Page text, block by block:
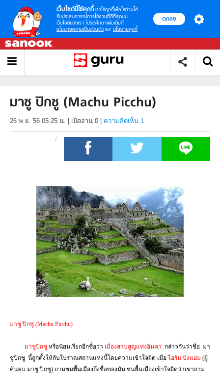
เว็บไซต์นี้ใช้คุกกี้ เราใช้คุกกี้เพื่อให้ท่านได้
รับประสบการณ์การใช้งานที่ดีที่สุดบน
เว็บไซต์ของเรา โปรดศึกษาเพิ่มเติมที่
นโยบายความเป็นส่วนตัว และ นโยบายคุกกี้
ตกลง
มาชู ปิกชู (Machu Picchu)
26 พ.ย. 56 05.25 น. เปิดอ่าน 0 ความคิดเห็น 1
มาชู ปิกชู (Machu Picchu)
มาชูปิกชู หรือนิยมเรียกอีกชื่อว่า เมืองสาบสูญแห่งอินคา กล่าวกันว่าชื่อ มา
ชูปิกชู นี้ถูกตั้งให้กับโบราณสถานแห่งนี้โดยความเข้าใจผิด เมื่อไฮรัม บิงแฮม (ผู้
ค้นพบ มาชู ปิกชู) ถามชนพื้นเมืองถึงชื่อของมัน ชนพื้นเมืองเข้าใจผิดว่าเขาถาม